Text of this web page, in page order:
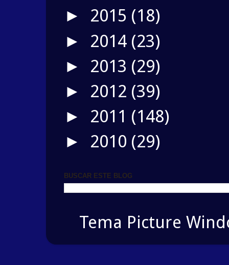
► 2015 (18)
► 2014 (23)
► 2013 (29)
► 2012 (39)
► 2011 (148)
► 2010 (29)
BUSCAR ESTE BLOG
Tema Picture